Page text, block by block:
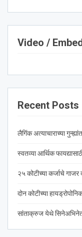
Video /
Recent Posts
लैगिंक अत्याचाराच्या
स्वतव्या आर्थिक
२५ कोटीच्या कर्जाचे
दोन कोटीच्या
सांताक्रुज येथे